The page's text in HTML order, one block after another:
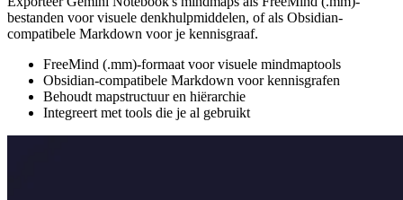
bestanden voor visuele denkhulpmiddelen, of als Obsidian-
compatibele Markdown voor je kennisgraaf.
FreeMind (.mm)-formaat voor visuele mindmaptools
Obsidian-compatibele Markdown voor kennisgrafen
Behoudt mapstructuur en hiërarchie
Integreert met tools die je al gebruikt